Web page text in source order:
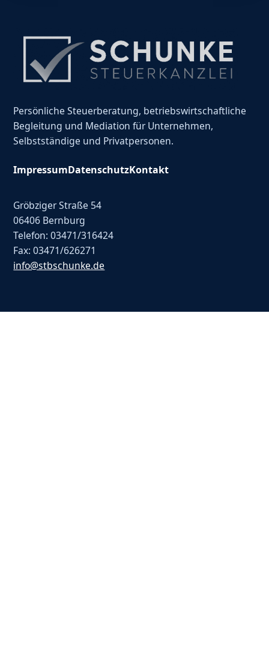
Persönliche Steuerberatung, betriebswirtschaftliche
Begleitung und Mediation für Unternehmen,
Selbstständige und Privatpersonen.
ImpressumDatenschutzKontakt
Gröbziger Straße 54
06406 Bernburg
Telefon: 03471/316424
Fax: 03471/626271
info@stbschunke.de